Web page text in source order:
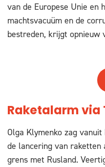
van de Europese Unie en
machtsvacuüm en de
bestreden, krijgt opnieuw
Raketalarm via
Olga Klymenko zag
de lancering van raketten
grens met Rusland.